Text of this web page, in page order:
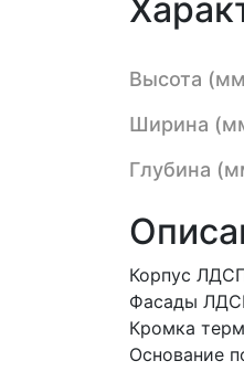
Высота
Ширина
Глубина
Корпус
Фасады
Кромка
Основание